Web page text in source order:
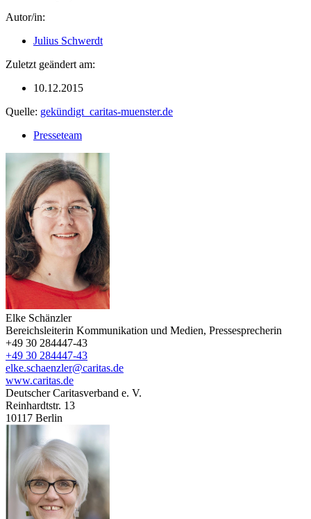
Autor/in:
Julius Schwerdt
Zuletzt geändert am:
10.12.2015
Quelle: gekündigt_caritas-muenster.de
Presseteam
Elke Schänzler
Bereichsleiterin Kommunikation und Medien, Pressesprecherin
+49 30 284447-43
+49 30 284447-43
elke.schaenzler@caritas.de
www.caritas.de
Deutscher Caritasverband e. V.
Reinhardtstr. 13
10117 Berlin